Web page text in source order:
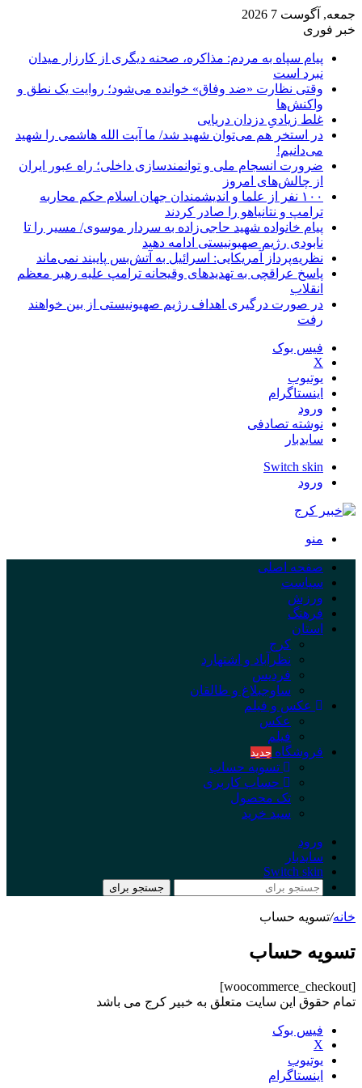
جمعه, آگوست 7 2026
خبر فوری
پیام سپاه به مردم: مذاکره، صحنه دیگری از کارزار میدان
نبرد است
وقتی نظارت «ضد وفاق» خوانده می‌شود؛ روایت یک نطق و
واکنش‌ها
غلط زیادیِ دزدان دریایی
در استخر هم می‌توان شهید شد/ ما آیت الله هاشمی را شهید
می‌دانیم!
ضرورت انسجام ملی و توانمندسازی داخلی؛ راه عبور ایران
از چالش‌های امروز
۱۰۰ نفر از علما و اندیشمندان جهان اسلام حکم محاربه
ترامپ و نتانیاهو را صادر کردند
پیام خانواده شهید حاجی‌زاده به سردار موسوی/ مسیر را تا
نابودی رژیم صهیونیستی ادامه دهید
نظریه‌پرداز آمریکایی: اسرائیل به آتش‌بس پایبند نمی‌ماند
پاسخ عراقچی به تهدیدهای وقیحانه ترامپ علیه رهبر معظم
انقلاب
در صورت درگیری اهداف رژیم صهیونیستی از بین خواهند
رفت
فیس بوک
X
یوتیوب
اینستاگرام
ورود
نوشته تصادفی
سایدبار
Switch skin
ورود
منو
صفحه اصلی
سیاست
ورزش
فرهنگ
استان
کرج
نظرآباد و اشتهارد
فردیس
ساوجبلاغ و طالقان
عکس و فیلم
عکس
فیلم
فروشگاه جدید
تسویه حساب
حساب کاربری
تک محصول
سبد خرید
ورود
سایدبار
Switch skin
جستجو برای
خانه/تسویه حساب
تسویه حساب
[woocommerce_checkout]
تمام حقوق این سایت متعلق به خبیر کرج می باشد
فیس بوک
X
یوتیوب
اینستاگرام